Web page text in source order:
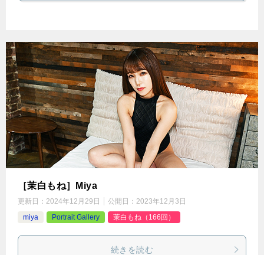
［茉白もね］Miya
更新日： 2024年12月29日 公開日： 2023年12月3日
miya
Portrait Gallery 茉白もね（166回）
続きを読む